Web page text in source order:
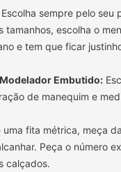
Escolha sempre pelo seu
tamanhos, escolha o
e tem que ficar
Embutido:
de manequim e
uma fita métrica, meça
Peça o número
calçados.